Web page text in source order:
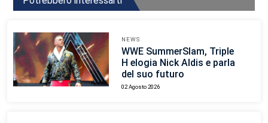
NEWS
WWE SummerSlam, Triple
H elogia Nick Aldis e parla
del suo futuro
02 Agosto 2026